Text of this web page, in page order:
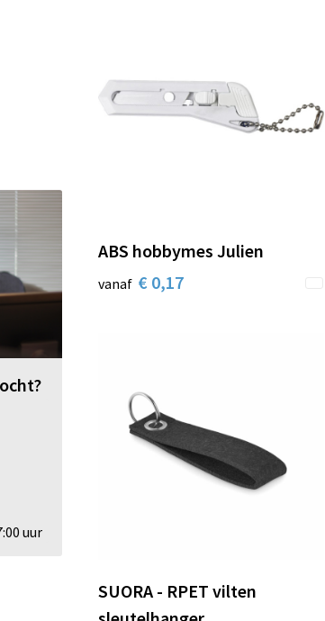
uur
ABS hobbymes Julien
vanaf € 0,17
SUORA - RPET vilten